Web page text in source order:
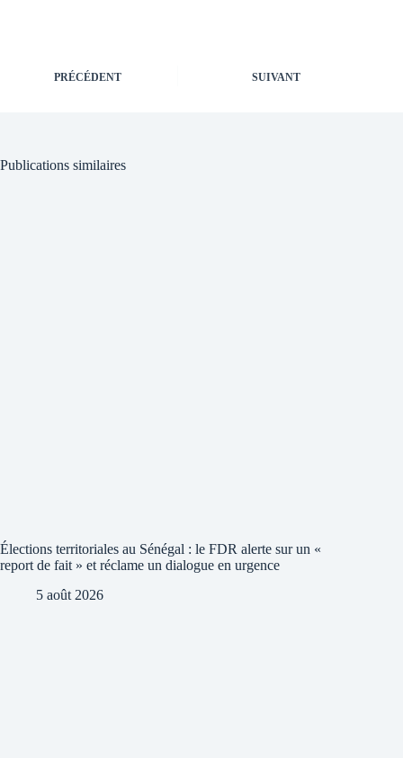
PRÉCÉDENT SUIVANT
Publications similaires
Élections territoriales au Sénégal : le FDR alerte sur un «
report de fait » et réclame un dialogue en urgence
5 août 2026